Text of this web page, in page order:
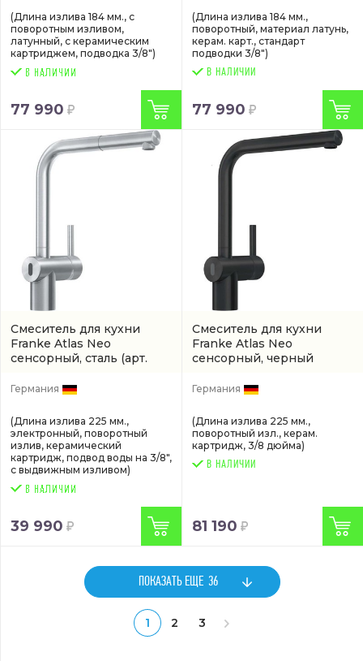
(Длина излива 184 мм., с
поворотным изливом,
латунный, с керамическим
картриджем, подводка 3/8")
77 990
(Длина излива 184 мм.,
поворотный, материал латунь,
керам. карт., стандарт
подводки 3/8")
В НАЛИЧИИ
77 990
Смеситель для кухни
Franke Atlas Neo
сенсорный, сталь (арт.
Германия
(Длина излива 225 мм.,
электронный, поворотный
излив, керамический
картридж, подвод воды на 3/8",
с выдвижным изливом)
39 990
Смеситель для кухни
Franke Atlas Neo
сенсорный, черный
Германия
(Длина излива 225 мм.,
поворотный изл., керам.
картридж, 3/8 дюйма)
В НАЛИЧИИ
81 190
ПОКАЗАТЬ ЕЩЕ 36
1 2 3